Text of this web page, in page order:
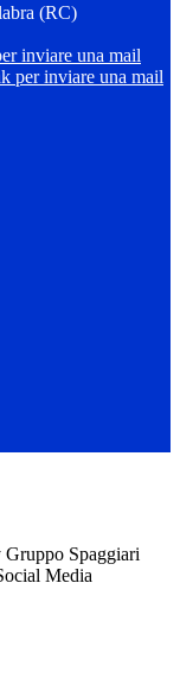
(RC)
inviare una mail
per inviare una mail
Spaggiari
Media